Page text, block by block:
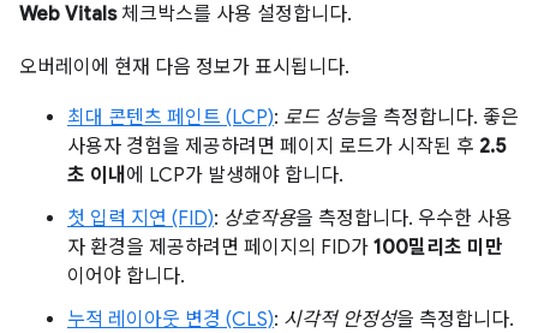
Web Vitals체크박스를 사용 설정합니다.
오버레이에 현재 다음 정보가 표시됩니다.
최대 콘텐츠 페인트 (LCP): 로드 성능을 측정합니다. 좋은
사용자 경험을 제공하려면 페이지 로드가 시작된 후 2.5
초 이내 에 LCP가 발생해야 합니다.
첫 입력 지연 (FID): 상호작용을 측정합니다. 우수한 사용
자 환경을 제공하려면 페이지의 FID가 100밀리초 미만
이어야 합니다.
누적 레이아웃 변경 (CLS): 시각적 안정성을 측정합니다.